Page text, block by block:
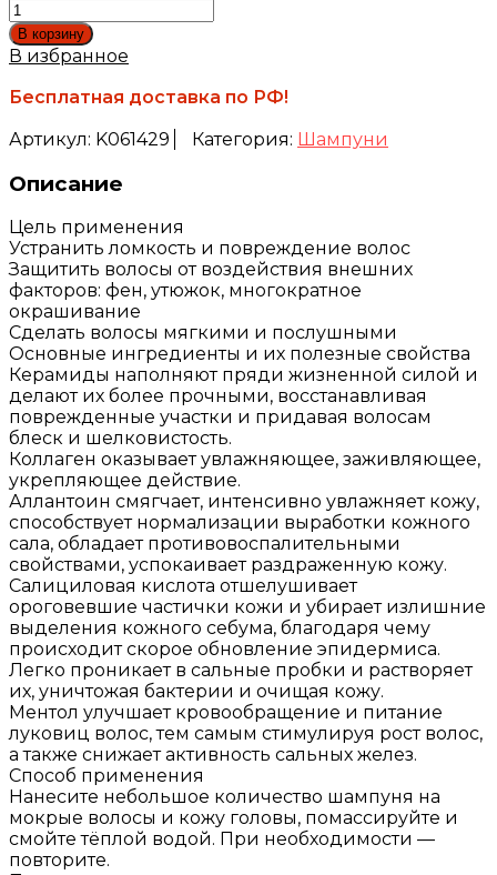
В корзину
В избранное
Бесплатная доставка по РФ!
Артикул: K061429 Категория: Шампуни
Описание
Цель применения
Устранить ломкость и повреждение волос
Защитить волосы от воздействия внешних
факторов: фен, утюжок, многократное
окрашивание
Сделать волосы мягкими и послушными
Основные ингредиенты и их полезные свойства
Керамиды наполняют пряди жизненной силой и
делают их более прочными, восстанавливая
поврежденные участки и придавая волосам
блеск и шелковистость.
Коллаген оказывает увлажняющее, заживляющее,
укрепляющее действие.
Аллантоин смягчает, интенсивно увлажняет кожу,
способствует нормализации выработки кожного
сала, обладает противовоспалительными
свойствами, успокаивает раздраженную кожу.
Салициловая кислота отшелушивает
ороговевшие частички кожи и убирает излишние
выделения кожного себума, благодаря чему
происходит скорое обновление эпидермиса.
Легко проникает в сальные пробки и растворяет
их, уничтожая бактерии и очищая кожу.
Ментол улучшает кровообращение и питание
луковиц волос, тем самым стимулируя рост волос,
а также снижает активность сальных желез.
Способ применения
Нанесите небольшое количество шампуня на
мокрые волосы и кожу головы, помассируйте и
смойте тёплой водой. При необходимости —
повторите.